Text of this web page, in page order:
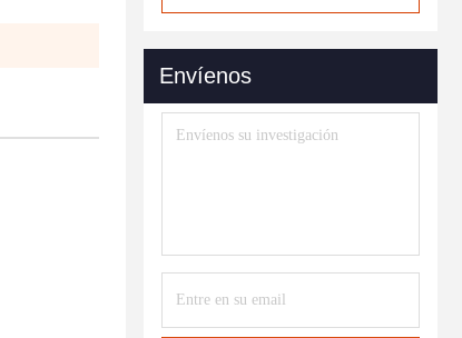
Envíenos